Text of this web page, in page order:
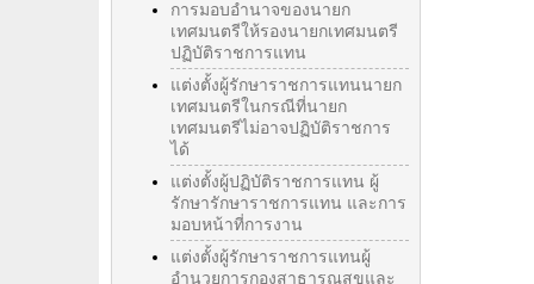
การมอบอำนาจของนายก
เทศมนตรีให้รองนายกเทศมนตรี
ปฏิบัติราชการแทน
แต่งตั้งผู้รักษาราชการแทนนายก
เทศมนตรีในกรณีที่นายก
เทศมนตรีไม่อาจปฏิบัติราชการ
ได้
แต่งตั้งผู้ปฏิบัติราชการแทน ผู้
รักษารักษาราชการแทน และการ
มอบหน้าที่การงาน
แต่งตั้งผู้รักษาราชการแทนผู้
อำนวยการกองสาธารณสุขและ